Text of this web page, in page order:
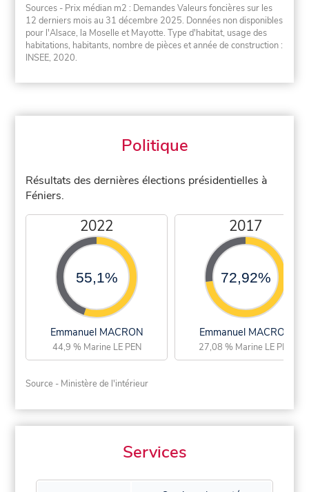
Sources - Prix médian m2 : Demandes Valeurs foncières sur les
12 derniers mois au 31 décembre 2025. Données non disponibles
pour l'Alsace, la Moselle et Mayotte. Type d'habitat, usage des
habitations, habitants, nombre de pièces et année de construction :
INSEE, 2020.
Politique
Résultats des dernières élections présidentielles à
Féniers.
2022
55,1%
Emmanuel MACRON
44,9 % Marine LE PEN
2017
72,92%
Emmanuel MACRON
27,08 % Marine LE PEN
Source - Ministère de l'intérieur
Services